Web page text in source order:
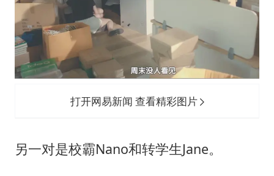
打开网易新闻 查看精彩图片
另一对是校霸Nano和转学生Jane。